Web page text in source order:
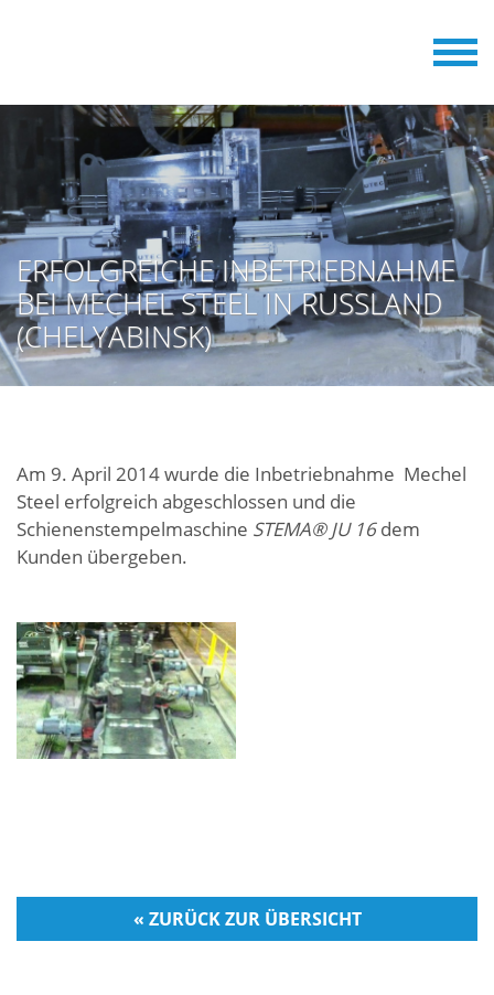
ERFOLGREICHE INBETRIEBNAHME
BEI MECHEL STEEL IN RUSSLAND
(CHELYABINSK)
Am 9. April 2014 wurde die Inbetriebnahme Mechel
Steel erfolgreich abgeschlossen und die
Schienenstempelmaschine STEMA® JU 16dem
Kunden übergeben.
« ZURÜCK ZUR ÜBERSICHT